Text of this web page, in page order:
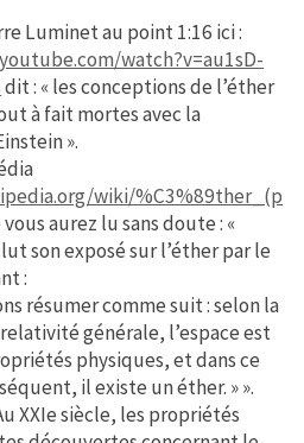
Luminet au point 1:16 ici :
watch?v=au1sD-
dit : « les conceptions de l’éther
à fait mortes avec la
».
wiki/%C3%89ther_(p
aurez lu sans doute : «
son exposé sur l’éther par le
:
résumer comme suit : selon la
générale, l’espace est
physiques, et dans ce
il existe un éther. » ».
XXIe siècle, les propriétés